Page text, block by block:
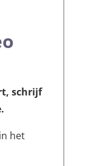
schrijf
het